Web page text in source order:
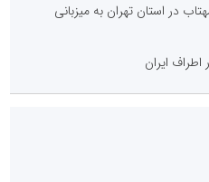
در استان تهران به میزبانی
ایران